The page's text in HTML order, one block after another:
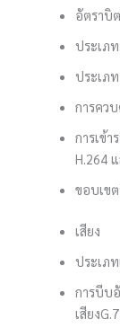
อัตราบิ
ประเภ
ประเภ
การคว
การเข้
H.264
ขอบเข
เสียง
ประเภท
การบีบ
เสียง